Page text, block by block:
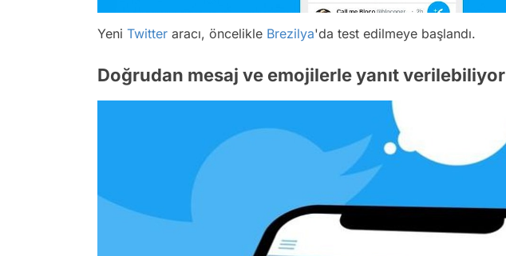
Yeni Twitter aracı, öncelikle Brezilya'da test edilmeye başlandı.
Doğrudan mesaj ve emojilerle yanıt verilebiliyor